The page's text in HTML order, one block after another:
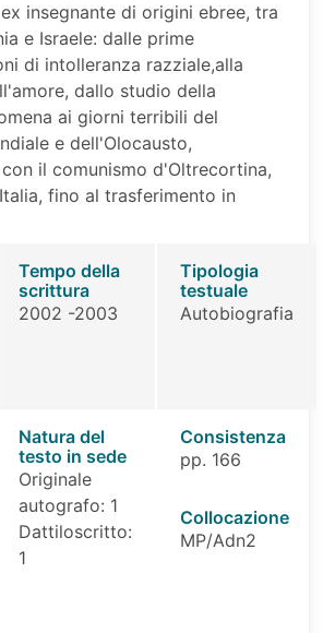
insegnante di origini ebree, tra
e Israele: dalle prime
di intolleranza razziale,alla
dallo studio della
ai giorni terribili del
e dell'Olocausto,
il comunismo d'Oltrecortina,
fino al trasferimento in
Tempo della
scrittura
2002 -2003
Tipologia
testuale
Autobiografia
Natura del
testo in sede
Originale
autografo: 1
Dattiloscritto:
1
Consistenza
pp. 166
Collocazione
MP/Adn2